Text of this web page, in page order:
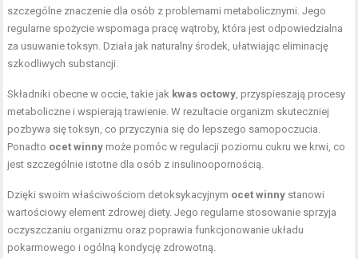
szczególne znaczenie dla osób z problemami metabolicznymi. Jego
regularne spożycie wspomaga pracę wątroby, która jest odpowiedzialna
za usuwanie toksyn. Działa jak naturalny środek, ułatwiając eliminację
szkodliwych substancji.
Składniki obecne w occie, takie jak kwas octowy, przyspieszają procesy
metaboliczne i wspierają trawienie. W rezultacie organizm skuteczniej
pozbywa się toksyn, co przyczynia się do lepszego samopoczucia.
Ponadto ocet winny może pomóc w regulacji poziomu cukru we krwi, co
jest szczególnie istotne dla osób z insulinoopornością.
Dzięki swoim właściwościom detoksykacyjnym ocet winny stanowi
wartościowy element zdrowej diety. Jego regularne stosowanie sprzyja
oczyszczaniu organizmu oraz poprawia funkcjonowanie układu
pokarmowego i ogólną kondycję zdrowotną.